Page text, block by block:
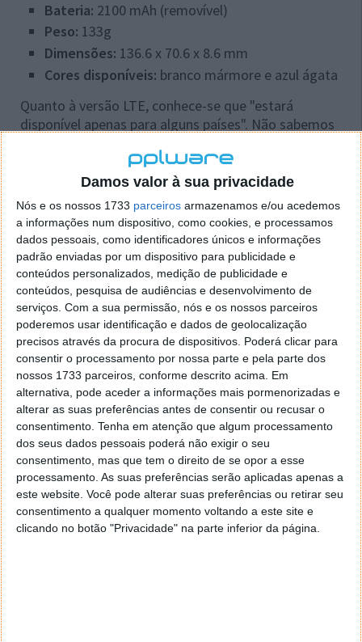
Damos valor à sua privacidade
Nós e os nossos 1733 parceiros armazenamos e/ou acedemos
a informações num dispositivo, como cookies, e processamos
dados pessoais, como identificadores únicos e informações
padrão enviadas por um dispositivo para publicidade e
conteúdos personalizados, medição de publicidade e
conteúdos, pesquisa de audiências e desenvolvimento de
serviços. Com a sua permissão, nós e os nossos parceiros
poderemos usar identificação e dados de geolocalização
precisos através da procura de dispositivos. Poderá clicar para
consentir o processamento por nossa parte e pela parte dos
nossos 1733 parceiros, conforme descrito acima. Em
alternativa, pode aceder a informações mais pormenorizadas e
alterar as suas preferências antes de consentir ou recusar o
consentimento. Tenha em atenção que algum processamento
dos seus dados pessoais poderá não exigir o seu
consentimento, mas que tem o direito de se opor a esse
processamento. As suas preferências serão aplicadas apenas a
este website. Você pode alterar suas preferências ou retirar seu
consentimento a qualquer momento voltando a este site e
clicando no botão "Privacidade" na parte inferior da página.
Bateria: 2100 mAh (removível)
Peso: 133g
Dimensões: 136.6 x 70.6 x 8.6 mm
Cores disponíveis: branco mármore e azul ágata
Quanto à versão LTE, conhece-se que "estará
disponível apenas para alguns países". Não sabemos
com EUA + Canadá ou Europa + Austrália.